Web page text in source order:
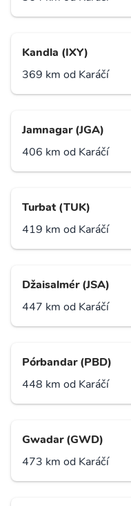
Kandla (IXY)
369 km od Karáčí
Jamnagar (JGA)
406 km od Karáčí
Turbat (TUK)
419 km od Karáčí
Džaisalmér (JSA)
447 km od Karáčí
Pórbandar (PBD)
448 km od Karáčí
Gwadar (GWD)
473 km od Karáčí